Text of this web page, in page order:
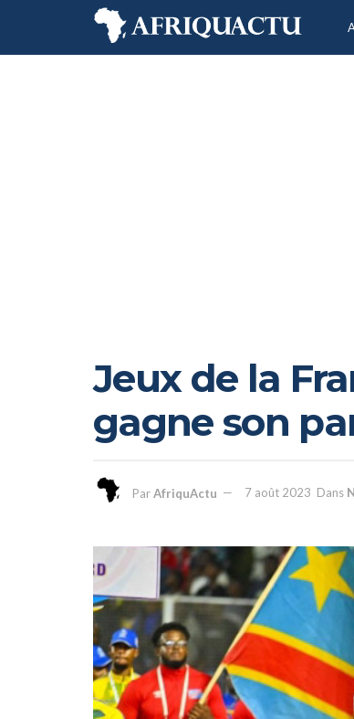
Jeux de la
gagne son
ParAfriquActu 7 août 2023 Dans